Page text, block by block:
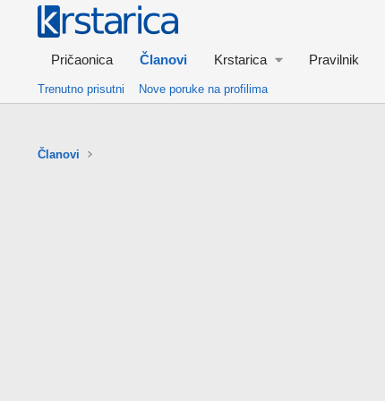
Pričaonica Članovi Krstarica Pravilnik
Trenutno prisutni Nove poruke na profilima
Članovi